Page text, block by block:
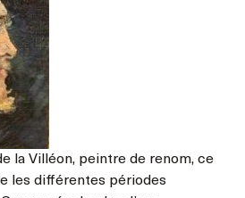
la Villéon, peintre de renom, ce
les différentes périodes